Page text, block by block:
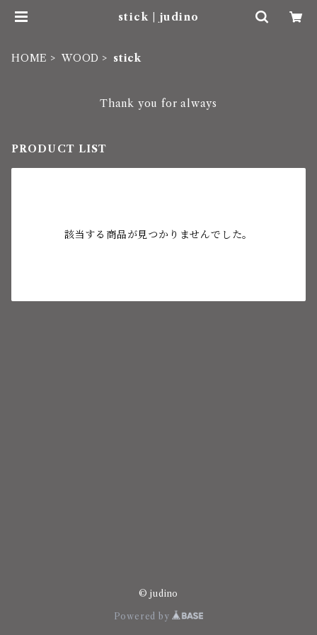
stick | judino
HOME WOOD stick
Thank you for always
PRODUCT LIST
該当する商品が見つかりませんでした。
© judino
Powered by